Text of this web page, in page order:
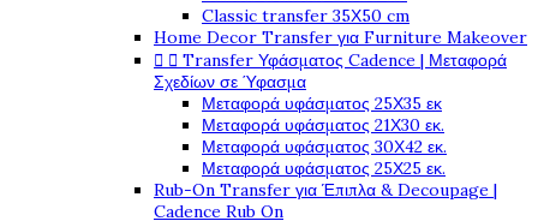
Classic transfer 35Χ50 cm
Home Decor Transfer για Furniture Makeover
  Transfer Υφάσματος Cadence | Μεταφορά
Σχεδίων σε Ύφασμα
Μεταφορά υφάσματος 25Χ35 εκ
Μεταφορά υφάσματος 21Χ30 εκ.
Μεταφορά υφάσματος 30Χ42 εκ.
Μεταφορά υφάσματος 25Χ25 εκ.
Rub-On Transfer για Έπιπλα & Decoupage |
Cadence Rub On